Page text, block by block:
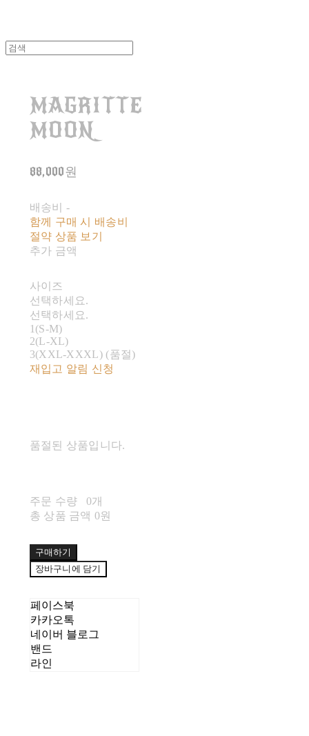
MAGRITTE
MOON
88,000원
배송비 -
함께 구매 시 배송비
절약 상품 보기
추가 금액
사이즈
선택하세요.
선택하세요.
1(S-M)
2(L-XL)
3(XXL-XXXL) (품절)
재입고 알림 신청
품절된 상품입니다.
주문 수량
0개
총 상품 금액 0원
구매하기
장바구니에 담기
페이스북
카카오톡
네이버 블로그
밴드
라인